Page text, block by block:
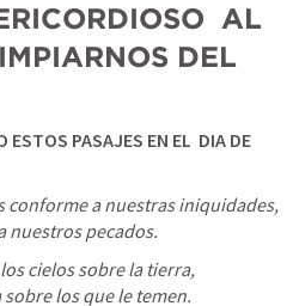
AL
DEL
ESTOS PASAJES EN EL  DIA DE
conforme a nuestras iniquidades,
nuestros pecados.
cielos sobre la tierra,
los que le temen.